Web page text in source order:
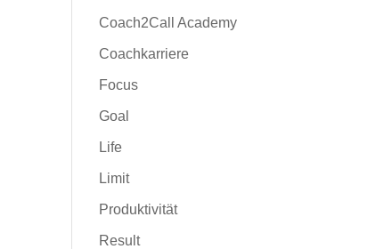
Coach2Call Academy
Coachkarriere
Focus
Goal
Life
Limit
Produktivität
Result